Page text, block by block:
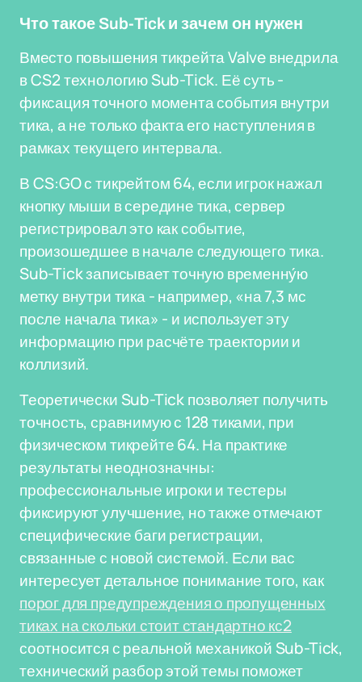
Что такое Sub-Tick и зачем он нужен
Вместо повышения тикрейта Valve внедрила
в CS2 технологию Sub-Tick. Её суть -
фиксация точного момента события внутри
тика, а не только факта его наступления в
рамках текущего интервала.
В CS:GO с тикрейтом 64, если игрок нажал
кнопку мыши в середине тика, сервер
регистрировал это как событие,
произошедшее в начале следующего тика.
Sub-Tick записывает точную временну́ю
метку внутри тика - например, «на 7,3 мс
после начала тика» - и использует эту
информацию при расчёте траектории и
коллизий.
Теоретически Sub-Tick позволяет получить
точность, сравнимую с 128 тиками, при
физическом тикрейте 64. На практике
результаты неоднозначны:
профессиональные игроки и тестеры
фиксируют улучшение, но также отмечают
специфические баги регистрации,
связанные с новой системой. Если вас
интересует детальное понимание того, как
порог для предупреждения о пропущенных
тиках на скольки стоит стандартно кс2
соотносится с реальной механикой Sub-Tick,
технический разбор этой темы поможет